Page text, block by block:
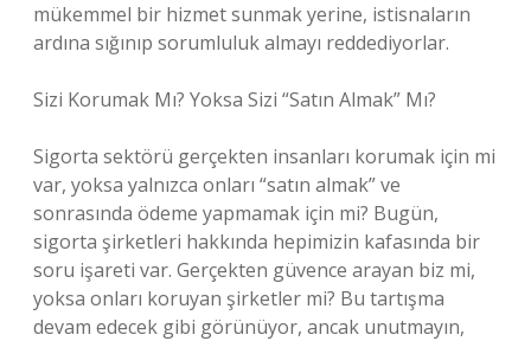
mükemmel bir hizmet sunmak yerine, istisnaların
ardına sığınıp sorumluluk almayı reddediyorlar.
Sizi Korumak Mı? Yoksa Sizi “Satın Almak” Mı?
Sigorta sektörü gerçekten insanları korumak için mi
var, yoksa yalnızca onları “satın almak” ve
sonrasında ödeme yapmamak için mi? Bugün,
sigorta şirketleri hakkında hepimizin kafasında bir
soru işareti var. Gerçekten güvence arayan biz mi,
yoksa onları koruyan şirketler mi? Bu tartışma
devam edecek gibi görünüyor, ancak unutmayın,